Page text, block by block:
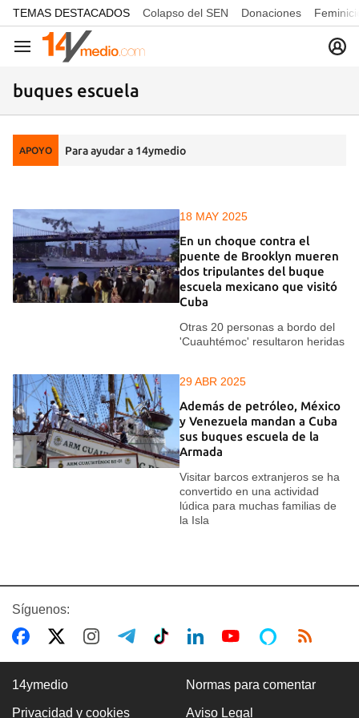
common.go-to-content
TEMAS DESTACADOS Colapso del SEN Donaciones
Navegación
buques escuela
APOYO Para ayudar a 14ymedio
18 MAY 2025
En un choque contra el
puente de Brooklyn mueren
dos tripulantes del buque
escuela mexicano que visitó
Cuba
Otras 20 personas a bordo del
'Cuauhtémoc' resultaron heridas
29 ABR 2025
Además de petróleo, México
y Venezuela mandan a Cuba
sus buques escuela de la
Armada
Visitar barcos extranjeros se ha
convertido en una actividad
lúdica para muchas familias de
la Isla
Síguenos:
14ymedio Normas para comentar
Privacidad y cookies Aviso Legal